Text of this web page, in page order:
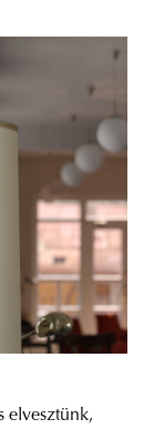
elvesztünk,